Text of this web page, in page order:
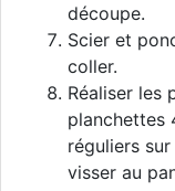
découpe.
Scier et
coller.
Réaliser les
planchettes
réguliers
visser au